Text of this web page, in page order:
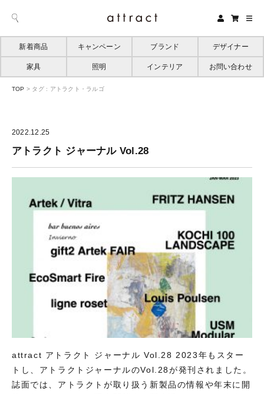
新着商品 キャンペーン ブランド デザイナー
家具 照明 インテリア お問い合わせ
TOP > タグ : アトラクト・ラルゴ
2022.12.25
アトラクト ジャーナル Vol.28
attract アトラクト ジャーナル Vol.28 2023年もスター
トし、アトラクトジャーナルのVol.28が発刊されました。
誌面では、アトラクトが取り扱う新製品の情報や年末に開